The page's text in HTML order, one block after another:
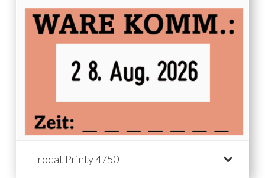
Trodat Printy 4750